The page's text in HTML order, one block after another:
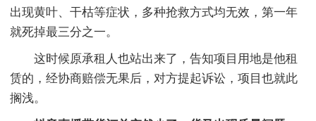
出现黄叶、干枯等症状，多种抢救方式均无效，第一年
就死掉最三分之一。
这时候原承租人也站出来了，告知项目用地是他租
赁的，经协商赔偿无果后，对方提起诉讼，项目也就此
搁浅。